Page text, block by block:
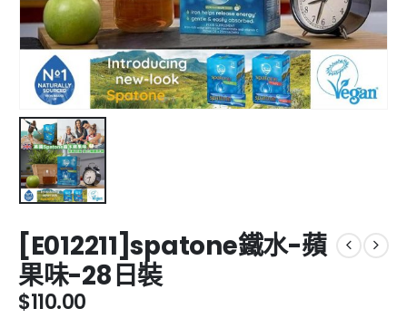
[E012211]spatone鐵水-蘋
果味-28日裝
$110.00